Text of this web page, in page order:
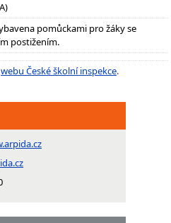
pomůckami pro žáky se
postižením.
webu České školní inspekce.